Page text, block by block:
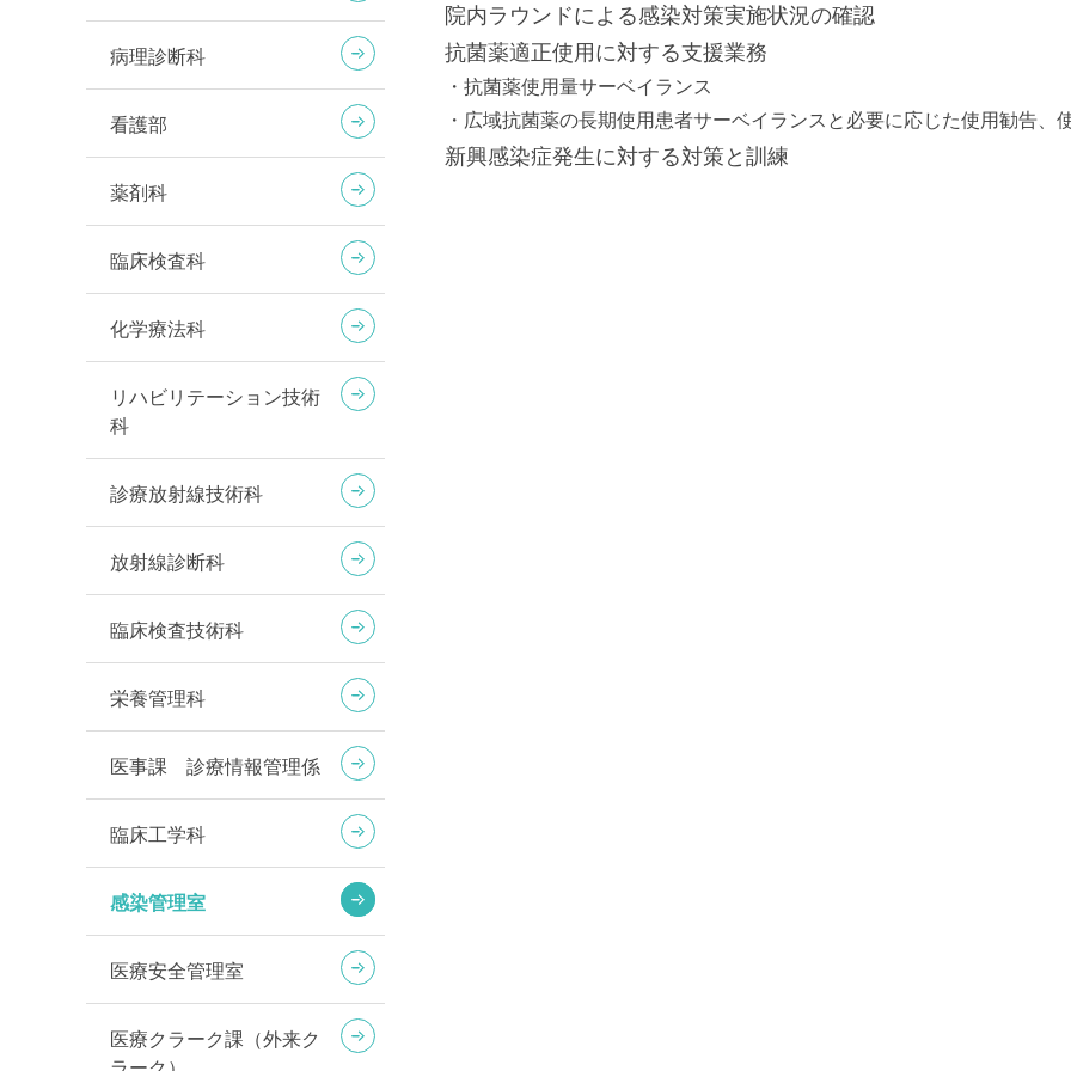
院内ラウンドによる感染対策実施状況の確認
抗菌薬適正使用に対する支援業務
・抗菌薬使用量サーベイランス
・広域抗菌薬の長期使用患者サーベイランスと必要に応じた使用勧告、
新興感染症発生に対する対策と訓練
病理診断科
看護部
薬剤科
臨床検査科
化学療法科
リハビリテーション技術
科
診療放射線技術科
放射線診断科
臨床検査技術科
栄養管理科
医事課 診療情報管理係
臨床工学科
感染管理室
医療安全管理室
医療クラーク課（外来ク